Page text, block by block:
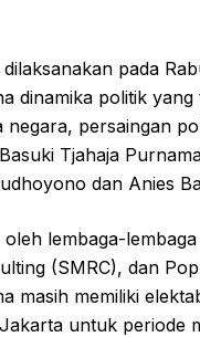
pada
dinamika politik
persaingan
Tjahaja
dan Anies
lembaga-
(SMRC), dan
masih memiliki
untuk periode